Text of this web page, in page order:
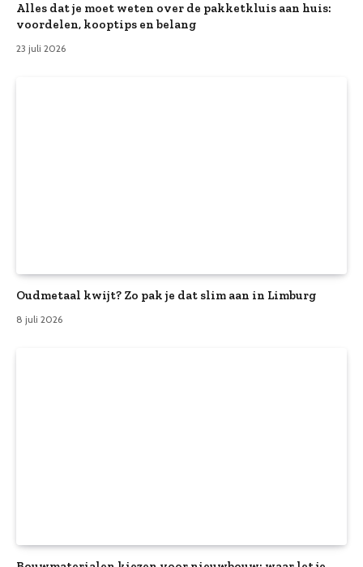
Alles dat je moet weten over de pakketkluis aan huis:
voordelen, kooptips en belang
23 juli 2026
Oudmetaal kwijt? Zo pak je dat slim aan in Limburg
8 juli 2026